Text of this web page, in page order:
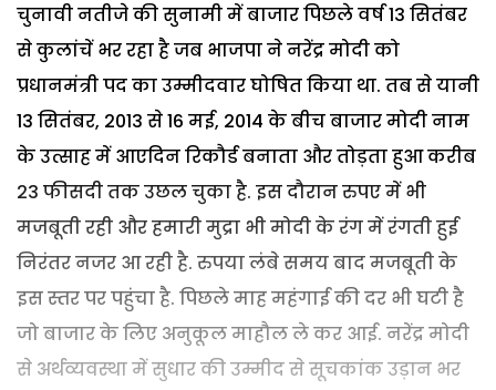
चुनावी नतीजे की सुनामी में बाजार पिछले वर्ष 13 सितंबर
से कुलांचें भर रहा है जब भाजपा ने नरेंद्र मोदी को
प्रधानमंत्री पद का उम्मीदवार घोषित किया था. तब से यानी
13 सितंबर, 2013 से 16 मई, 2014 के बीच बाजार मोदी नाम
के उत्साह में आएदिन रिकौर्ड बनाता और तोड़ता हुआ करीब
23 फीसदी तक उछल चुका है. इस दौरान रुपए में भी
मजबूती रही और हमारी मुद्रा भी मोदी के रंग में रंगती हुई
निरंतर नजर आ रही है. रुपया लंबे समय बाद मजबूती के
इस स्तर पर पहुंचा है. पिछले माह महंगाई की दर भी घटी है
जो बाजार के लिए अनुकूल माहौल ले कर आई. नरेंद्र मोदी
से अर्थव्यवस्था में सुधार की उम्मीद से सूचकांक उड़ान भर